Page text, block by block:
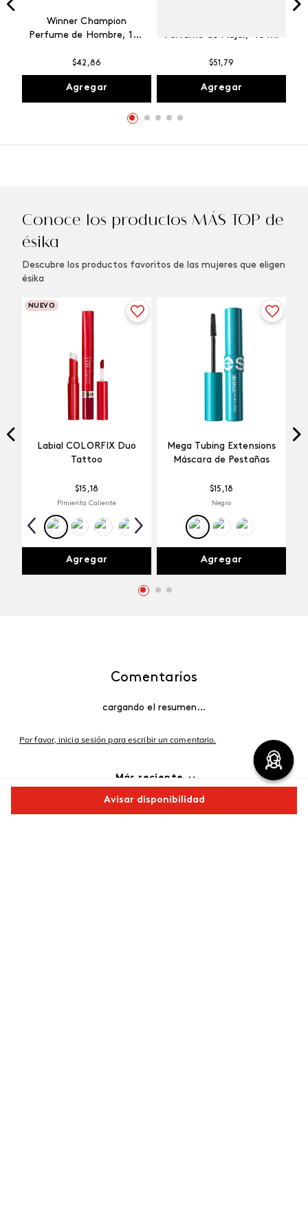
Avisar disponibilidad
Winner Champion
Perfume de Hombre, 100
$42 ,86
Agregar
Perfume de Mujer, 45 ml
$51 ,79
Agregar
Conoce los productos MÁS TOP de
ésika
Descubre los productos favoritos de las mujeres que eligen
ésika
NUEVO
Labial COLORFIX Duo
Tattoo
$15 ,18
Pimienta Caliente
Agregar
Mega Tubing Extensions
Máscara de Pestañas
$15 ,18
Negro
Agregar
Comentarios
cargando el resumen…
Por favor, inicia sesión para escribir un comentario.
Más reciente
Cargando comentarios…